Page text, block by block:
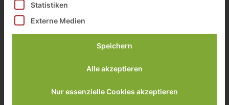
Statistiken
Externe Medien
Speichern
Alle akzeptieren
Nur essenzielle Cookies akzeptieren